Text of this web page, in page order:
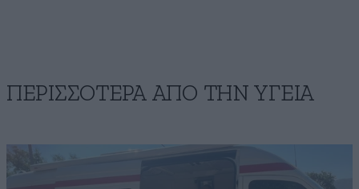
ΠΕΡΙΣΣΟΤΕΡΑ ΑΠΟ ΤΗΝ ΥΓΕΙΑ